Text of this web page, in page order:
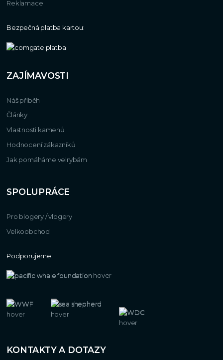
Reklamace
Bezpečná platba kartou:
ZAJÍMAVOSTI
Náš příběh
Články
Vlastnosti kamenů
Hodnocení zákazníků
Jak pomáháme velrybám
SPOLUPRÁCE
Pro blogery / vlogery
Velkoobchod
Podporujeme:
KONTAKTY A DOTAZY